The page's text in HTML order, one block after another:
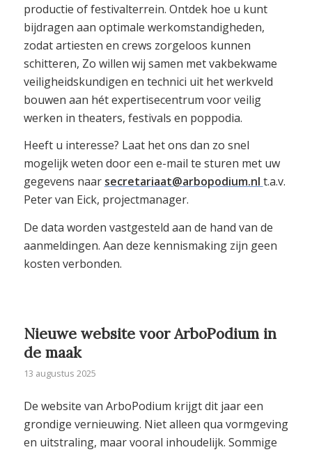
productie of festivalterrein. Ontdek hoe u kunt
bijdragen aan optimale werkomstandigheden,
zodat artiesten en crews zorgeloos kunnen
schitteren, Zo willen wij samen met vakbekwame
veiligheidskundigen en technici uit het werkveld
bouwen aan hét expertisecentrum voor veilig
werken in theaters, festivals en poppodia.
Heeft u interesse? Laat het ons dan zo snel
mogelijk weten door een e-mail te sturen met uw
gegevens naar secretariaat@arbopodium.nl t.a.v.
Peter van Eick, projectmanager.
De data worden vastgesteld aan de hand van de
aanmeldingen. Aan deze kennismaking zijn geen
kosten verbonden.
Nieuwe website voor ArboPodium in
de maak
13 augustus 2025
De website van ArboPodium krijgt dit jaar een
grondige vernieuwing. Niet alleen qua vormgeving
en uitstraling, maar vooral inhoudelijk. Sommige